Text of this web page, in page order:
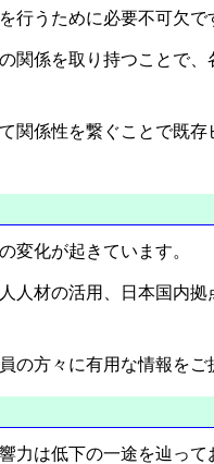
行うために必要不可欠で
関係を取り持つことで
関係性を繋ぐことで既
変化が起きています。
人材の活用、日本国内
の方々に有用な情報をご
力は低下の一途を辿って